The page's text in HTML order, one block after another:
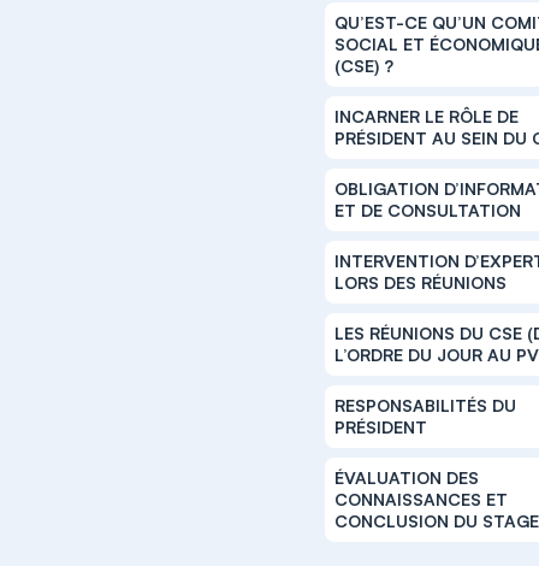
QU’EST-CE QU’UN
SOCIAL ET
(CSE) ?
INCARNER LE RÔLE DE
PRÉSIDENT AU SEIN DU
OBLIGATION
ET DE CONSULTATION
INTERVENTION
LORS DES RÉUNIONS
LES RÉUNIONS DU CSE
L’ORDRE DU JOUR AU
RESPONSABILITÉS DU
PRÉSIDENT
ÉVALUATION DES
CONNAISSANCES ET
CONCLUSION DU STAGE